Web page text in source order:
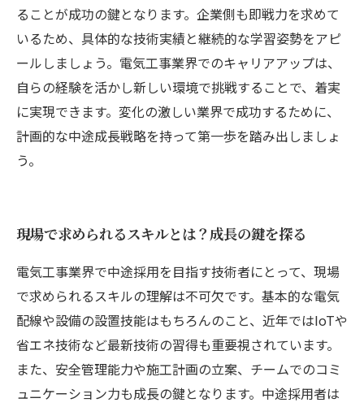
ることが成功の鍵となります。企業側も即戦力を求めて
いるため、具体的な技術実績と継続的な学習姿勢をアピ
ールしましょう。電気工事業界でのキャリアアップは、
自らの経験を活かし新しい環境で挑戦することで、着実
に実現できます。変化の激しい業界で成功するために、
計画的な中途成長戦略を持って第一歩を踏み出しましょ
う。
現場で求められるスキルとは？成長の鍵を探る
電気工事業界で中途採用を目指す技術者にとって、現場
で求められるスキルの理解は不可欠です。基本的な電気
配線や設備の設置技能はもちろんのこと、近年ではIoTや
省エネ技術など最新技術の習得も重要視されています。
また、安全管理能力や施工計画の立案、チームでのコミ
ュニケーション力も成長の鍵となります。中途採用者は